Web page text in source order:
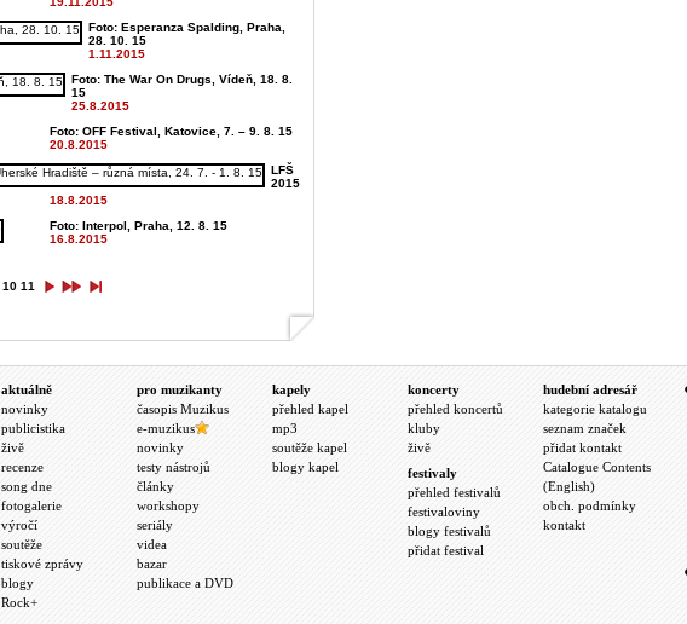
Foto: Esperanza Spalding, Praha,
28. 10. 15
1.11.2015
Foto: The War On Drugs, Vídeň, 18. 8.
15
25.8.2015
Foto: OFF Festival, Katovice, 7. – 9. 8. 15
20.8.2015
LFŠ
2015
18.8.2015
Foto: Interpol, Praha, 12. 8. 15
16.8.2015
10 11
aktuálně
novinky
publicistika
živě
recenze
song dne
fotogalerie
výročí
soutěže
tiskové zprávy
blogy
Rock+
pro muzikanty
časopis Muzikus
e-muzikus
novinky
testy nástrojů
články
workshopy
seriály
videa
bazar
publikace a DVD
kapely
přehled kapel
mp3
soutěže kapel
blogy kapel
koncerty
přehled koncertů
kluby
živě
festivaly
přehled festivalů
festivaloviny
blogy festivalů
přidat festival
hudební adresář
kategorie katalogu
seznam značek
přidat kontakt
Catalogue Contents
(English)
obch. podmínky
kontakt